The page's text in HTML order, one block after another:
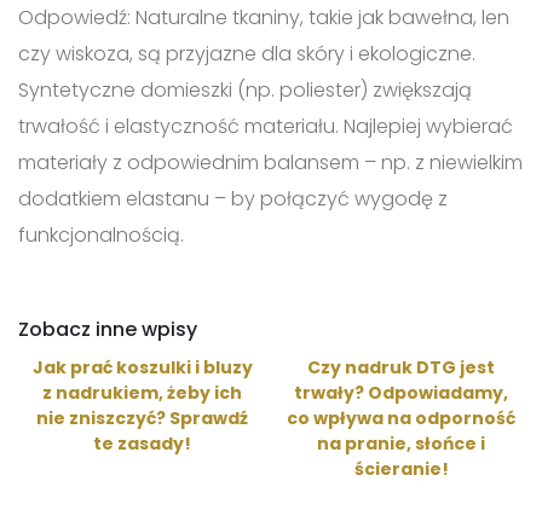
Odpowiedź: Naturalne tkaniny, takie jak bawełna, len
czy wiskoza, są przyjazne dla skóry i ekologiczne.
Syntetyczne domieszki (np. poliester) zwiększają
trwałość i elastyczność materiału. Najlepiej wybierać
materiały z odpowiednim balansem – np. z niewielkim
dodatkiem elastanu – by połączyć wygodę z
funkcjonalnością.
Zobacz inne wpisy
Jak prać koszulki i bluzy
z nadrukiem, żeby ich
nie zniszczyć? Sprawdź
te zasady!
Czy nadruk DTG jest
trwały? Odpowiadamy,
co wpływa na odporność
na pranie, słońce i
ścieranie!